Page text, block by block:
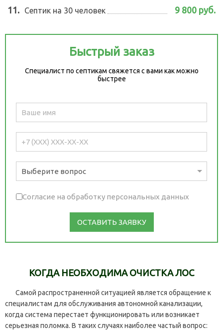
11.
Септик на 30 человек 9 800 руб.
Быстрый заказ
Специалист по септикам свяжется с вами как можно
быстрее
Согласие на обработку персональных данных
ОСТАВИТЬ ЗАЯВКУ
КОГДА НЕОБХОДИМА ОЧИСТКА ЛОС
Самой распространенной ситуацией является обращение к
специалистам для обслуживания автономной канализации,
когда система перестает функционировать или возникает
серьезная поломка. В таких случаях наиболее частый вопрос: